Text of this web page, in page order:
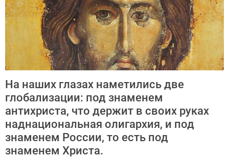
На наших глазах наметились две
глобализации: под знаменем
антихриста, что держит в своих руках
наднациональная олигархия, и под
знаменем России, то есть под
знаменем Христа.